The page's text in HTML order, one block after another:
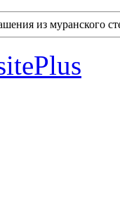
из муранского